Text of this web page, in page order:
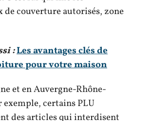
de couverture autorisés, zone
:Les avantages clés de
pour votre maison
et en Auvergne-Rhône-
exemple, certains PLU
des articles qui interdisent